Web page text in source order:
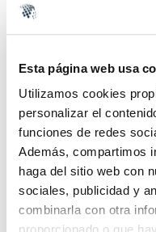
Esta página web usa
Utilizamos cookies
personalizar el
funciones de redes
Además, compartimos
haga del sitio web con
sociales, publicidad y
combinarla con otra
PARQUE
ALQUILER
HAULOTTE
MODELO
H-15 SX
TIPO
PLATAFORMAS DE
MOTOR
DIESEL
ALTURA
15 METROS